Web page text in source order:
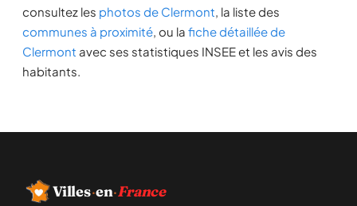
consultez les photos de Clermont, la liste des
communes à proximité, ou la fiche détaillée de
Clermont avec ses statistiques INSEE et les avis des
habitants.
Villes·en·France